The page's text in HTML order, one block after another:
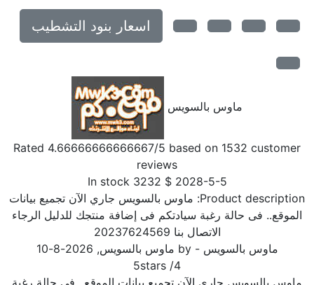
اسعار بنود التشطيب
ماوس بالسويس
Rated4.66666666666667 /5 based on1532customer
reviews
2028-5-5
$
3232
In stock
Product ماوس بالسويس جاري الآن تجميع بيانات
الموقع.. فى حالة رغبة سيادتكم فى إضافة منتجك للدليل الرجاء
الاتصال بنا 20237624569
ماوس بالسويس- by ماوس بالسويس,
2026-8-10
/
5stars
ماوس بالسويس جاري الآن تجميع بيانات الموقع.. فى حالة رغبة